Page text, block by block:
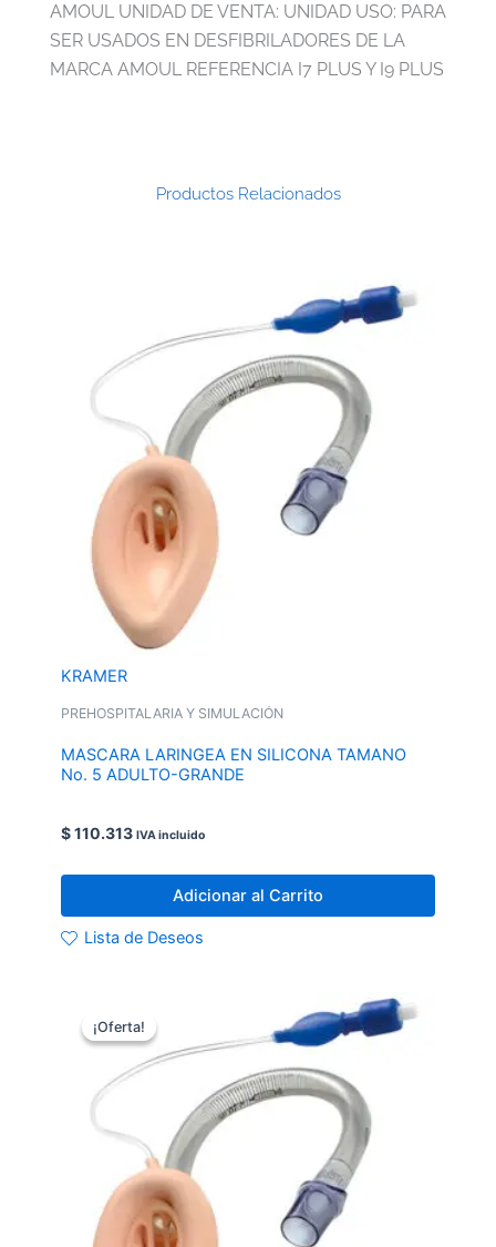
AMOUL UNIDAD DE VENTA: UNIDAD USO: PARA
SER USADOS EN DESFIBRILADORES DE LA
MARCA AMOUL REFERENCIA I7 PLUS Y I9 PLUS
Productos Relacionados
KRAMER
PREHOSPITALARIA Y SIMULACIÓN
MASCARA LARINGEA EN SILICONA TAMANO
No. 5 ADULTO-GRANDE
$110.313 IVA incluido
Adicionar al Carrito
Lista de Deseos
¡Oferta!
¡Oferta!